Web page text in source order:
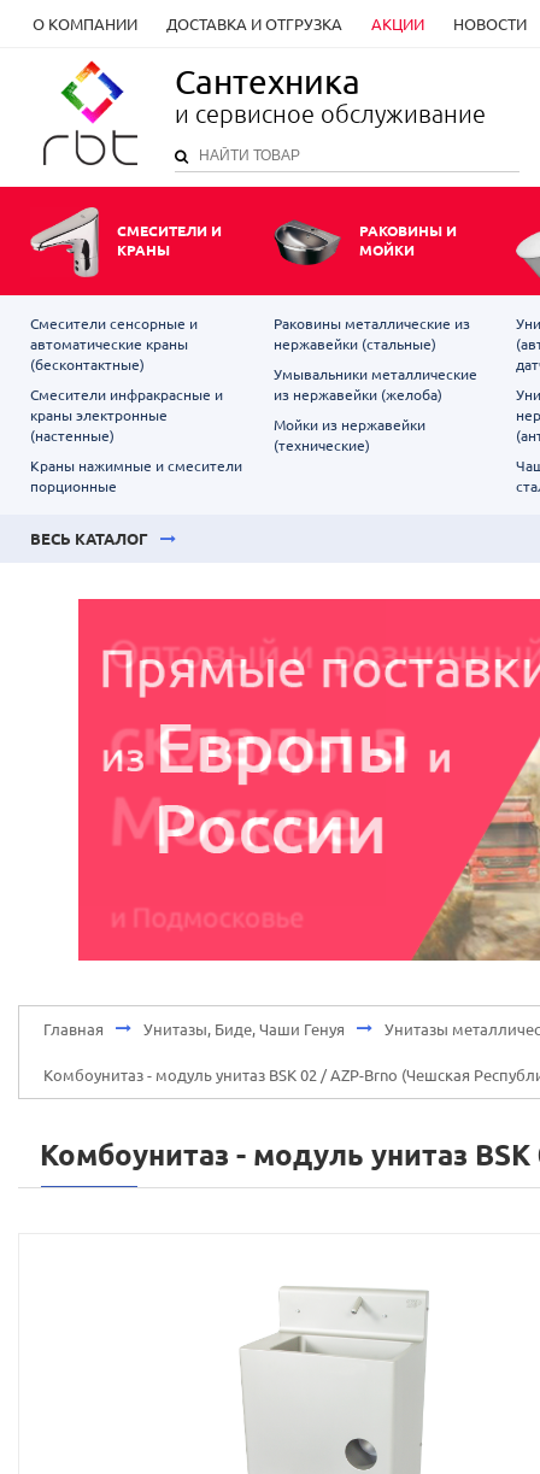
О КОМПАНИИ ДОСТАВКА И ОТГРУЗКА АКЦИИ НОВОСТИ
Сантехника
и сервисное обслуживание
СМЕСИТЕЛИ И
КРАНЫ
РАКОВИНЫ И
МОЙКИ
Смесители сенсорные и
автоматические краны
(бесконтактные)
Смесители инфракрасные и
краны электронные
(настенные)
Краны нажимные и смесители
порционные
Раковины металлические из
нержавейки (стальные)
Умывальники металлические
из нержавейки (желоба)
Мойки из нержавейки
(технические)
ВЕСЬ КАТАЛОГ
Главная Унитазы, Биде, Чаши Генуя Унитазы
Комбоунитаз - модуль унитаз BSK 02 / AZP-Brno (Чешская
Комбоунитаз - модуль унитаз BSK